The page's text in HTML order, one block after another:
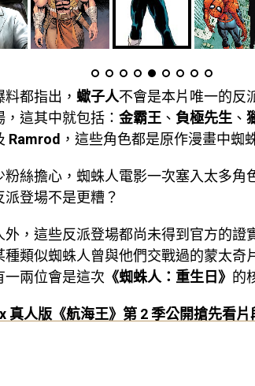
都指出， 蠍子人不會是本片唯一的反
這其中就包括： 金霸王 、 負極先生 、
Ramrod ，這些角色都是原作漫畫中蜘
絲擔心，蜘蛛人電影一次塞入太多角
登場不是更糟？
外，這些反派登場都尚未得到官方的證
種類似蜘蛛人曾與他們交戰過的蒙太奇
一兩位會是這次 《蜘蛛人：重生日》 的
真人版《航海王》第 2 季公開搶先看